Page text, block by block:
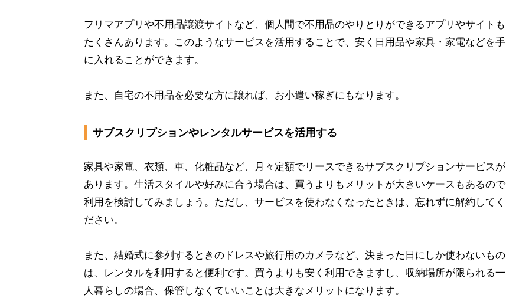
フリマアプリや不用品譲渡サイトなど、個人間で不用品のやりとりができるアプリやサイトも
たくさんあります。このようなサービスを活用することで、安く日用品や家具・家電などを手
に入れることができます。
また、自宅の不用品を必要な方に譲れば、お小遣い稼ぎにもなります。
サブスクリプションやレンタルサービスを活用する
家具や家電、衣類、車、化粧品など、月々定額でリースできるサブスクリプションサービスが
あります。生活スタイルや好みに合う場合は、買うよりもメリットが大きいケースもあるので
利用を検討してみましょう。ただし、サービスを使わなくなったときは、忘れずに解約してく
ださい。
また、結婚式に参列するときのドレスや旅行用のカメラなど、決まった日にしか使わないもの
は、レンタルを利用すると便利です。買うよりも安く利用できますし、収納場所が限られる一
人暮らしの場合、保管しなくていいことは大きなメリットになります。